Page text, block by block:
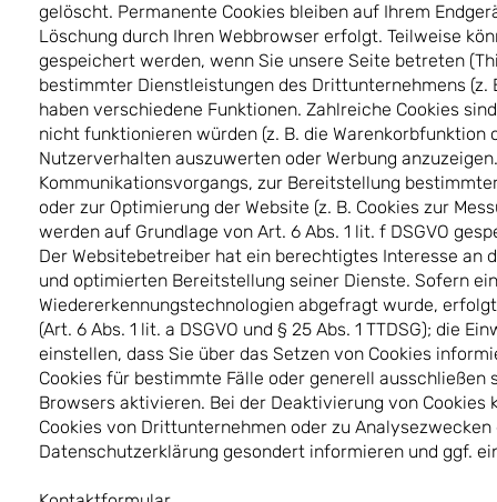
gelöscht. Permanente Cookies bleiben auf Ihrem
Löschung durch Ihren Webbrowser erfolgt. Teilweise
gespeichert werden, wenn Sie unsere Seite betreten
bestimmter Dienstleistungen des Drittunternehmens (z.
haben verschiedene Funktionen. Zahlreiche Cookies
nicht funktionieren würden (z. B. die Warenkorbfunktion
Nutzerverhalten auszuwerten oder Werbung
Kommunikationsvorgangs, zur Bereitstellung
oder zur Optimierung der Website (z. B. Cookies zur
werden auf Grundlage von Art. 6 Abs. 1 lit. f DSGVO
Der Websitebetreiber hat ein berechtigtes Interesse
und optimierten Bereitstellung seiner Dienste. Sofern
Wiedererkennungstechnologien abgefragt wurde,
(Art. 6 Abs. 1 lit. a DSGVO und § 25 Abs. 1 TTDSG); die
einstellen, dass Sie über das Setzen von Cookies
Cookies für bestimmte Fälle oder generell
Browsers aktivieren. Bei der Deaktivierung von
Cookies von Drittunternehmen oder zu
Datenschutzerklärung gesondert informieren und ggf.